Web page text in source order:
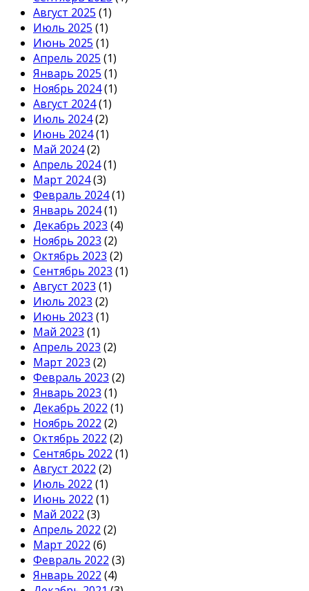
Август 2025 (1)
Июль 2025 (1)
Июнь 2025 (1)
Апрель 2025 (1)
Январь 2025 (1)
Ноябрь 2024(1)
Август 2024(1)
Июль 2024(2)
Июнь 2024(1)
Май 2024(2)
Апрель 2024(1)
Март 2024(3)
Февраль 2024(1)
Январь 2024(1)
Декабрь 2023 (4)
Ноябрь 2023 (2)
Октябрь 2023 (2)
Сентябрь 2023 (1)
Август 2023 (1)
Июль 2023 (2)
Июнь 2023 (1)
Май 2023 (1)
Апрель 2023 (2)
Март 2023 (2)
Февраль 2023 (2)
Январь 2023 (1)
Декабрь 2022 (1)
Ноябрь 2022 (2)
Октябрь 2022 (2)
Сентябрь 2022 (1)
Август 2022 (2)
Июль 2022 (1)
Июнь 2022 (1)
Май 2022 (3)
Апрель 2022 (2)
Март 2022 (6)
Февраль 2022 (3)
Январь 2022 (4)